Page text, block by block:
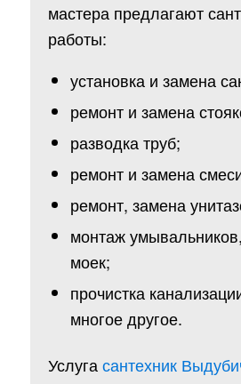
мастера предлагают
работы:
установка и замена
ремонт и замена
разводка труб;
ремонт и замена
ремонт, замена
монтаж
моек;
прочистка
многое другое.
Услугасантехник